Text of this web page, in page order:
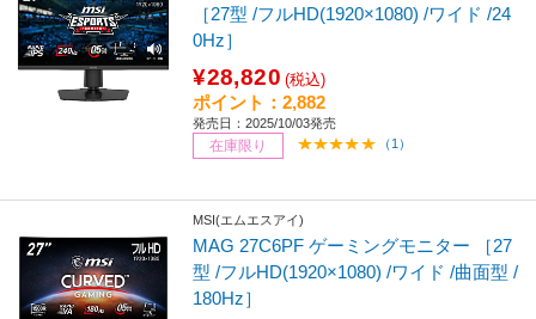
［27型 /フルHD(1920×1080) /ワイド /24
0Hz］
¥28,820 (税込)
ポイント：2,882
発売日：2025/10/03発売
在庫限り （1）
MSI(エムエスアイ)
MAG 27C6PF ゲーミングモニター ［27
型 /フルHD(1920×1080) /ワイド /曲面型 /
180Hz］